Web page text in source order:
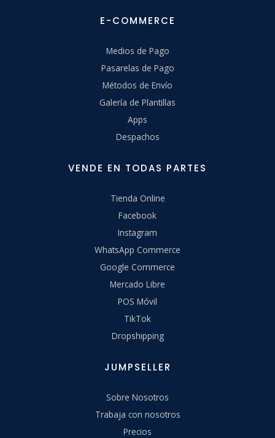
E-COMMERCE
Medios de Pago
Pasarelas de Pago
Métodos de Envío
Galería de Plantillas
Apps
Despachos
VENDE EN TODAS PARTES
Tienda Online
Facebook
Instagram
WhatsApp Commerce
Google Commerce
Mercado Libre
POS Móvil
TikTok
Dropshipping
JUMPSELLER
Sobre Nosotros
Trabaja con nosotros
Precios